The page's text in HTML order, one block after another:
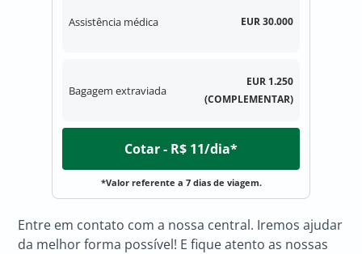
Assistência médica EUR 30.000
Bagagem extraviada
EUR 1.250
(COMPLEMENTAR)
Cotar - R$ 11/dia*
*Valor referente a 7 dias de viagem.
Entre em contato com a nossa central. Iremos ajudar
da melhor forma possível! E fique atento as nossas